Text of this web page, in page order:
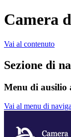
Camera
Vai al contenuto
Sezione di
Menu di ausilio
Vai al menu di